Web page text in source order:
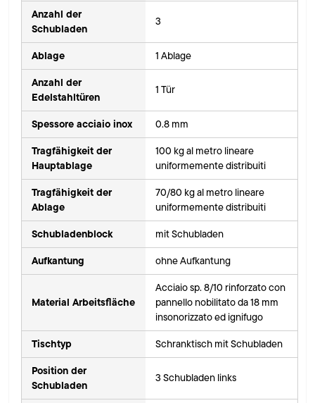
Anzahl der
Schubladen
3
Ablage 1 Ablage
Anzahl der
Edelstahltüren
1 Tür
Spessore acciaio inox 0.8 mm
Tragfähigkeit der
Hauptablage
100 kg al metro lineare
uniformemente distribuiti
Tragfähigkeit der
Ablage
70/80 kg al metro lineare
uniformemente distribuiti
Schubladenblock mit Schubladen
Aufkantung ohne Aufkantung
Material Arbeitsfläche
Acciaio sp. 8/10 rinforzato con
pannello nobilitato da 18 mm
insonorizzato ed ignifugo
Tischtyp Schranktisch mit Schubladen
Position der
Schubladen
3 Schubladen links